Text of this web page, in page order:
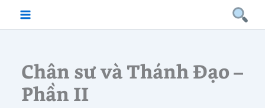
Chân sư và Thánh Đạo –
Phần II